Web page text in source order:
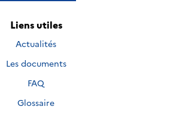
Liens utiles
Actualités
Les documents
FAQ
Glossaire